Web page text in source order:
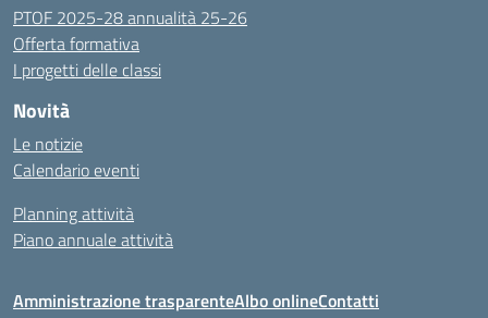
PTOF 2025-28 annualità 25-26
Offerta formativa
I progetti delle classi
Novità
Le notizie
Calendario eventi
Planning attività
Piano annuale attività
Amministrazione trasparenteAlbo onlineContatti